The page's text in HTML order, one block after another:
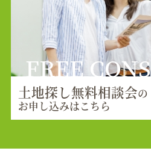
FREE
土地探し無料相談会の
お申し込みはこちら